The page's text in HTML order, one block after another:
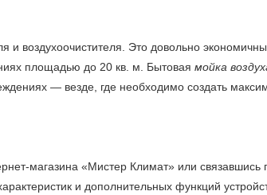
и воздухоочистителя. Это довольно
площадью до 20 кв. м. Бытовая мойка
— везде, где необходимо создать
магазина «Мистер Климат» или связавшись
и дополнительных функций